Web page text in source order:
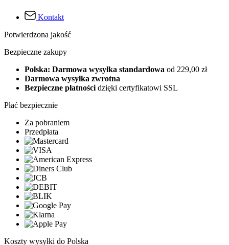
Kontakt
Potwierdzona jakość
Bezpieczne zakupy
Polska: Darmowa wysyłka standardowa od 229,00 zł
Darmowa wysyłka zwrotna
Bezpieczne płatności dzięki certyfikatowi SSL
Płać bezpiecznie
Za pobraniem
Przedpłata
Koszty wysyłki do Polska